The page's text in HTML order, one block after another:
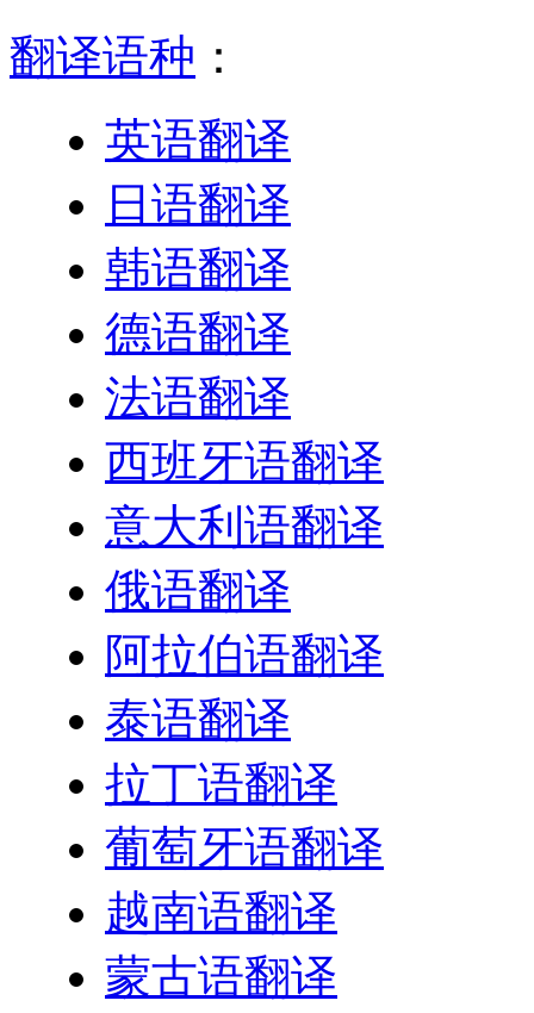
翻译语种 ：
英语翻译
日语翻译
韩语翻译
德语翻译
法语翻译
西班牙语翻译
意大利语翻译
俄语翻译
阿拉伯语翻译
泰语翻译
拉丁语翻译
葡萄牙语翻译
越南语翻译
蒙古语翻译